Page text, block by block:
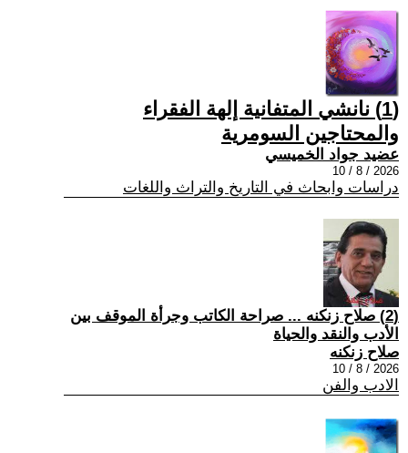
(1) نانشي المتفانية إلهة الفقراء
والمحتاجين السومرية
عضيد جواد الخميسي
2026 / 8 / 10
دراسات وابحاث في التاريخ والتراث واللغات
(2) صلاح زنكنه ... صراحة الكاتب وجرأة الموقف بين
الأدب والنقد والحياة
صلاح زنكنه
2026 / 8 / 10
الادب والفن